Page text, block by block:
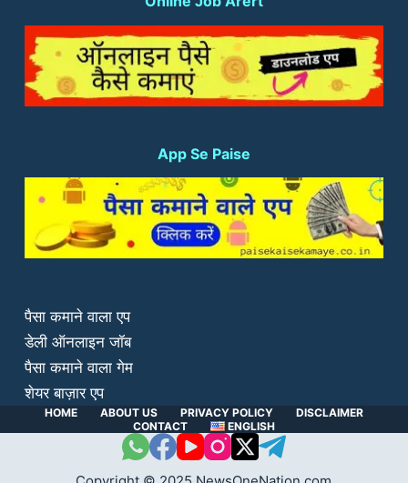
App Se Paise
पैसा कमाने वाला एप
डेली ऑनलाइन जॉब
पैसा कमाने वाला गेम
शेयर बाज़ार एप
HOME ABOUT US PRIVACY POLICY
DISCLAIMER
CONTACT
ENGLISH